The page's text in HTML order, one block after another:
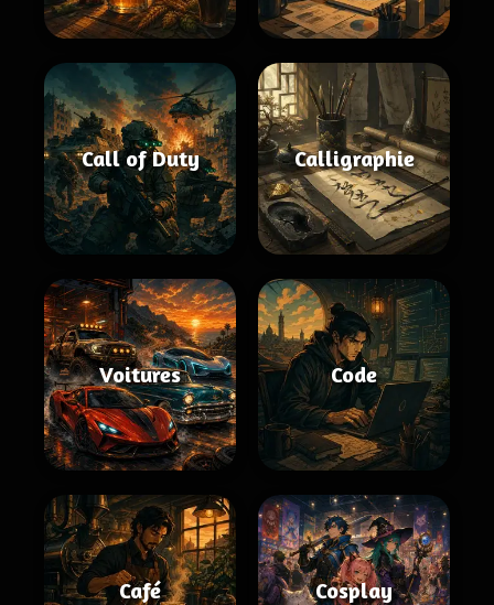
Call of Duty Calligraphie
Voitures Code
Café Cosplay